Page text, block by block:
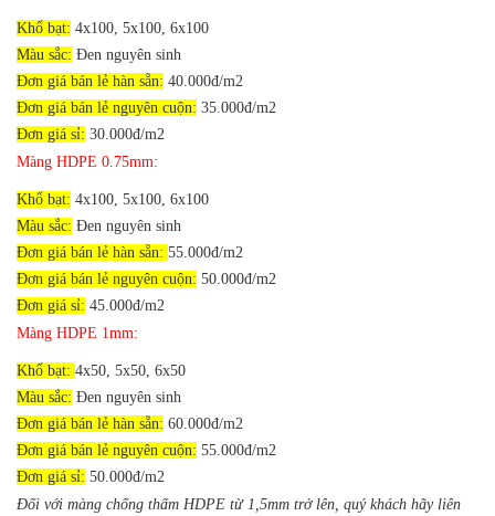
Khổ bạt: 4x100, 5x100, 6x100
Màu sắc: Đen nguyên sinh
Đơn giá bán lẻ hàn sẵn: 40.000đ/m2
Đơn giá bán lẻ nguyên cuộn: 35.000đ/m2
Đơn giá sỉ: 30.000đ/m2
Màng HDPE 0.75mm:
Khổ bạt: 4x100, 5x100, 6x100
Màu sắc: Đen nguyên sinh
Đơn giá bán lẻ hàn sẵn: 55.000đ/m2
Đơn giá bán lẻ nguyên cuộn: 50.000đ/m2
Đơn giá sỉ: 45.000đ/m2
Màng HDPE 1mm:
Khổ bạt: 4x50, 5x50, 6x50
Màu sắc: Đen nguyên sinh
Đơn giá bán lẻ hàn sẵn: 60.000đ/m2
Đơn giá bán lẻ nguyên cuộn: 55.000đ/m2
Đơn giá sỉ: 50.000đ/m2
Đối với màng chống thấm HDPE từ 1,5mm trở lên, quý khách hãy liên